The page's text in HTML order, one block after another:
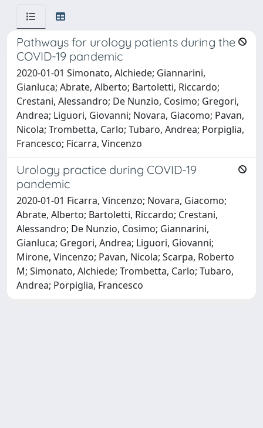
Pathways for urology patients during the
COVID-19 pandemic
2020-01-01 Simonato, Alchiede; Giannarini,
Gianluca; Abrate, Alberto; Bartoletti, Riccardo;
Crestani, Alessandro; De Nunzio, Cosimo; Gregori,
Andrea; Liguori, Giovanni; Novara, Giacomo; Pavan,
Nicola; Trombetta, Carlo; Tubaro, Andrea; Porpiglia,
Francesco; Ficarra, Vincenzo
Urology practice during COVID-19
pandemic
2020-01-01 Ficarra, Vincenzo; Novara, Giacomo;
Abrate, Alberto; Bartoletti, Riccardo; Crestani,
Alessandro; De Nunzio, Cosimo; Giannarini,
Gianluca; Gregori, Andrea; Liguori, Giovanni;
Mirone, Vincenzo; Pavan, Nicola; Scarpa, Roberto
M; Simonato, Alchiede; Trombetta, Carlo; Tubaro,
Andrea; Porpiglia, Francesco